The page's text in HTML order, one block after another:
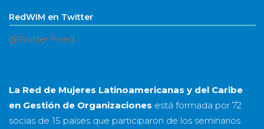
RedWIM en Twitter
@Twitter Feed
La Red de Mujeres Latinoamericanas y del Caribe
en Gestión de Organizaciones está formada por 72
socias de 15 países que participaron de los seminarios